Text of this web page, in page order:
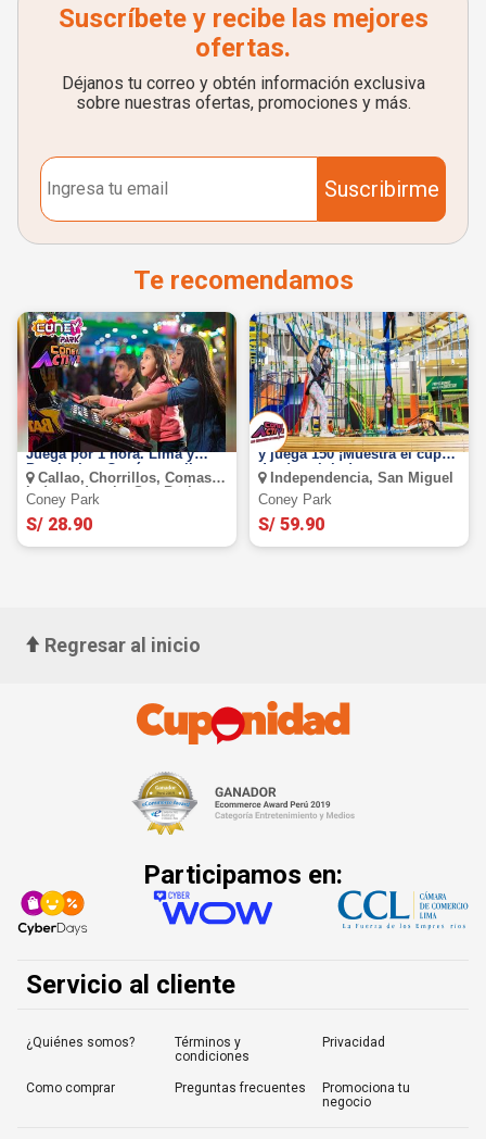
Suscríbete y recibe las mejores
ofertas.
Déjanos tu correo y obtén información exclusiva
sobre nuestras ofertas, promociones y más.
Suscribirme
Te recomendamos
Coney Park - Coney Active:
Juega por 1 hora. Lima y
Provincias. Cupón movil
Callao, Chorrillos, Comas,
Independencia, San Borja,
San Juan De Miraflores, San
Miguel, Surquillo, Villa Maria
Del Triunfo
Coney Park
S/ 28.90
Coney Active: Paga s/. 59.90
y juega 150 ¡Muestra el cupón
desde celular!
Independencia, San Miguel
Coney Park
S/ 59.90
Regresar al inicio
Participamos en:
Servicio al cliente
¿Quiénes somos?
Términos y
condiciones
Privacidad
Como comprar Preguntas frecuentes
Promociona tu
negocio